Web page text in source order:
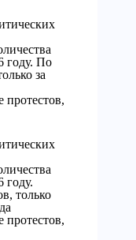
году. По
за
протестов,
году.
только
протестов,